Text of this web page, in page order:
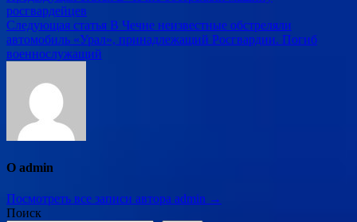
по
записям
росгвардейцев
Следующая статья В Чечне неизвестные обстреляли
автомобиль «Урал», принадлежащий Росгвардии. Погиб
военнослужащий
О admin
Посмотреть все записи автора admin →
Поиск